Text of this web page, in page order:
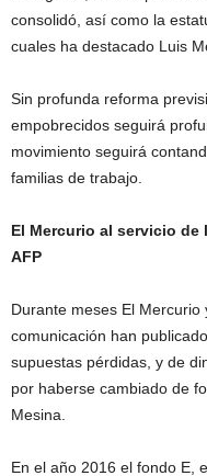
consolidó, así como la
cuales ha destacado Luis
Sin profunda reforma
empobrecidos seguirá
movimiento seguirá
familias de trabajo.
El Mercurio al servicio de
AFP
Durante meses El
comunicación han
supuestas pérdidas, y de
por haberse cambiado de
Mesina.
En el año 2016 el fondo E,